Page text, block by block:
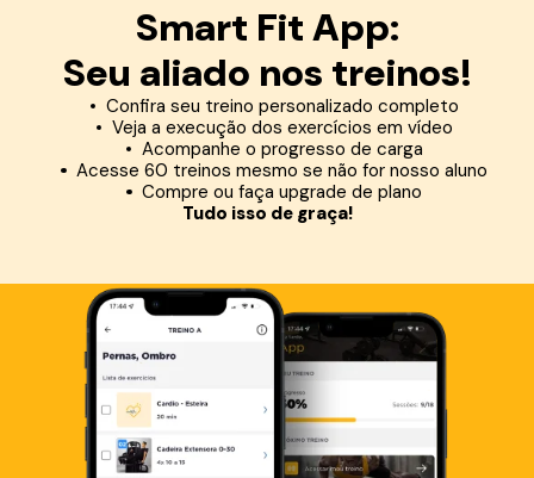
Smart Fit App:
Seu aliado nos treinos!
Confira seu treino personalizado completo
Veja a execução dos exercícios em vídeo
Acompanhe o progresso de carga
Acesse 60 treinos mesmo se não for nosso aluno
Compre ou faça upgrade de plano
Tudo isso de graça!